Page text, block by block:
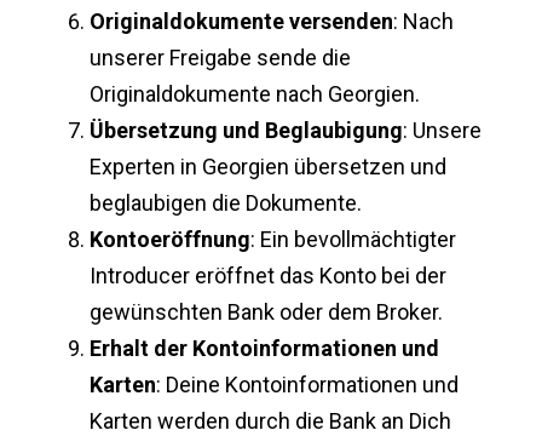
Originaldokumente versenden: Nach
unserer Freigabe sende die
Originaldokumente nach Georgien.
Übersetzung und Beglaubigung: Unsere
Experten in Georgien übersetzen und
beglaubigen die Dokumente.
Kontoeröffnung: Ein bevollmächtigter
Introducer eröffnet das Konto bei der
gewünschten Bank oder dem Broker.
Erhalt der Kontoinformationen und
Karten: Deine Kontoinformationen und
Karten werden durch die Bank an Dich